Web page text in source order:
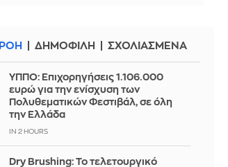
ΡΟΗ ΔΗΜΟΦΙΛΗ ΣΧΟΛΙΑΣΜΕΝΑ
ΥΠΠΟ: Επιχορηγήσεις 1.106.000
ευρώ για την ενίσχυση των
Πολυθεματικών Φεστιβάλ, σε όλη
την Ελλάδα
IN 2 HOURS
Dry Brushing: Το τελετουργικό